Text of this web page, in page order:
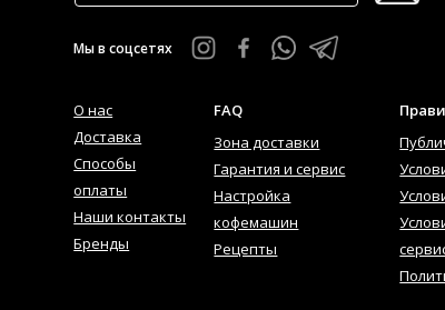
Мы в соцсетях
О нас
Доставка
Способы
оплаты
Наши контакты
Бренды
FAQ
Зона доставки
Гарантия и сервис
Настройка
кофемашин
Рецепты